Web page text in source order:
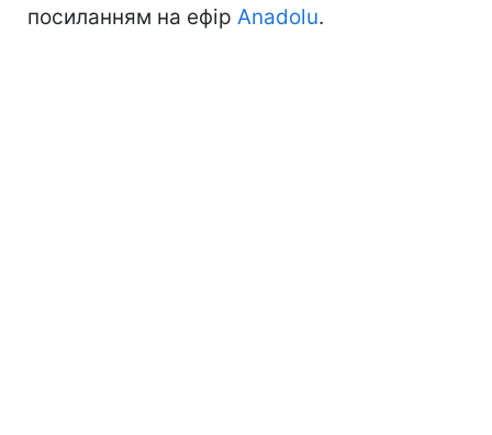
посиланням на ефір Anadolu.